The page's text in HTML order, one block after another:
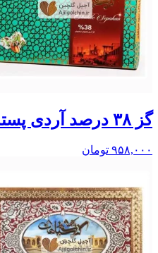
گز ۳۸ درصد آردی پسته و بادام سپاهان
۹۵۸,۰۰۰ تومان